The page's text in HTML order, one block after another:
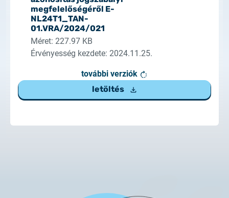
2025.02.26.
Tájékoztatás tanúsítványigénylésről
Teszt tanúsítványok elérhetősége
megfelelőségéről E-
NL24T1_TAN-
01.VRA/2024/021
Méret: 227.97 KB
Érvényesség kezdete: 2024.11.25.
további verziók
letöltés